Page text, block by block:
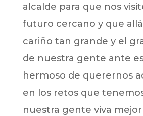
alcalde para que nos
futuro cercano y que allá
cariño tan grande y el
de nuestra gente ante
hermoso de querernos
en los retos que
nuestra gente viva